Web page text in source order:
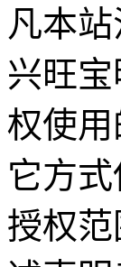
凡本
兴旺
权使
它方
授权